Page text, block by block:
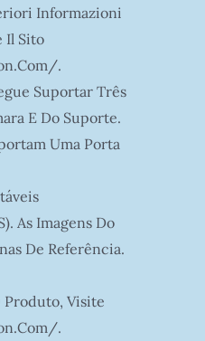
Informazioni
Il Sito
.
Suportar Três
E Do Suporte.
Uma Porta
As Imagens Do
De Referência.
Produto, Visite
.